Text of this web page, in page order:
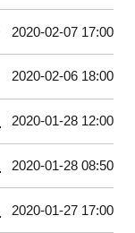
2020-02-07 17:00
2020-02-06 18:00
2020-01-28 12:00
2020-01-28 08:50
2020-01-27 17:00